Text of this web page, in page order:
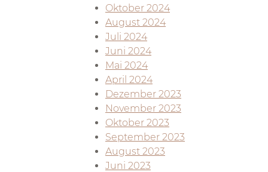
Oktober 2024
August 2024
Juli 2024
Juni 2024
Mai 2024
April 2024
Dezember 2023
November 2023
Oktober 2023
September 2023
August 2023
Juni 2023